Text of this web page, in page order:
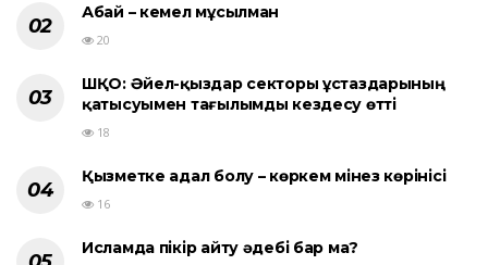
Абай – кемел мұсылман
20
ШҚО: Әйел-қыздар секторы ұстаздарының
қатысуымен тағылымды кездесу өтті
18
Қызметке адал болу – көркем мінез көрінісі
16
Исламда пікір айту әдебі бар ма?